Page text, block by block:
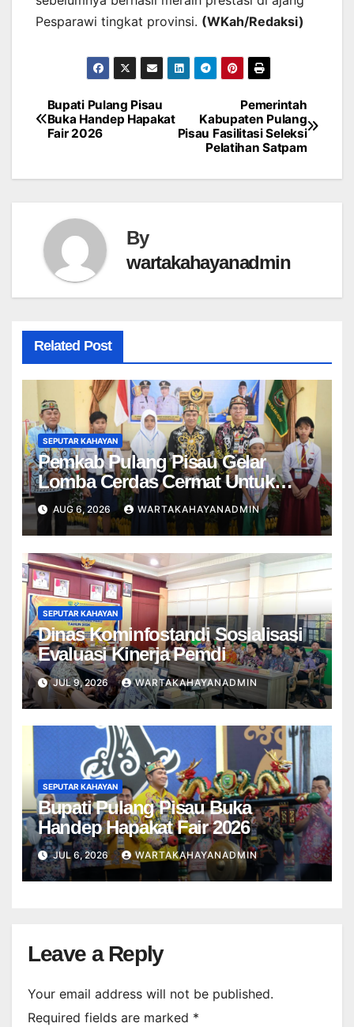
Pesparawi tingkat provinsi. (WKah/Redaksi)
Post
navigation
Pemerintah
Kabupaten Pulang
Pisau Fasilitasi Seleksi
Pelatihan Satpam
Bupati Pulang Pisau
Buka Handep Hapakat
Fair 2026
By
wartakahayanadmin
Related Post
SEPUTAR KAHAYAN
Pemkab Pulang Pisau Gelar
Lomba Cerdas Cermat Untuk
Pelajar
AUG 6, 2026 WARTAKAHAYANADMIN
SEPUTAR KAHAYAN
Dinas Kominfostandi Sosialisasi
Evaluasi Kinerja Pemdi
JUL 9, 2026 WARTAKAHAYANADMIN
SEPUTAR KAHAYAN
Bupati Pulang Pisau Buka
Handep Hapakat Fair 2026
JUL 6, 2026 WARTAKAHAYANADMIN
Leave a Reply
Your email address will not be published.
Required fields are marked *